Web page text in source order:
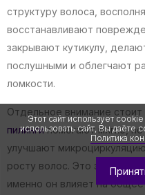
структуру волоса,
восстанавливают
закрывают кутикулу,
послушными и облегчают
ломкости.
Отдельное внимание
пилингипомогают мягко,
улучшают
росту волос. Это этап,
именно он влияет на общее
Этот сайт использует
использовать сайт, Вы даёте
Политика